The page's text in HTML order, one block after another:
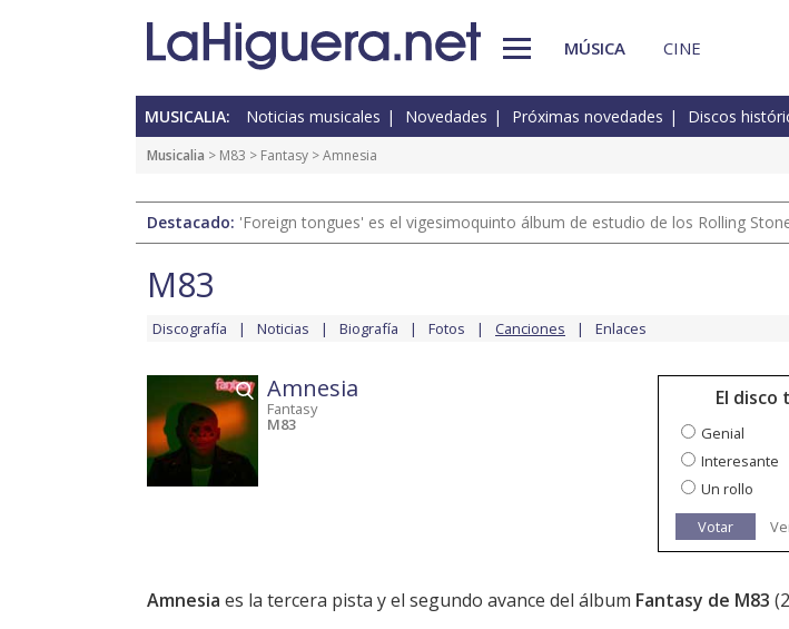
MÚSICA CINE
MUSICALIA: Noticias musicales Novedades Próximas novedades Discos
Musicalia > M83 > Fantasy > Amnesia
Destacado: 'Foreign tongues' es el vigesimoquinto álbum de estudio de los Rolling
M83
Discografía Noticias Biografía Fotos Canciones Enlaces
Amnesia
Fantasy
M83
El disco
Genial
Interesante
Un rollo
Votar
Amnesia es la tercera pista y el segundo avance del álbum Fantasy de M83